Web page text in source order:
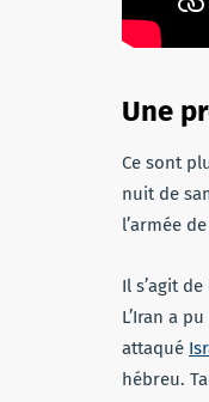
Une
Ce sont
nuit de
l’armée
Il s’agit de
L’Iran a
attaqué
hébreu.